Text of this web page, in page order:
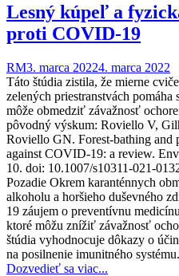
Lesný kúpeľ a
proti COVID-19
RM3. marca 20224. marca 2022
Táto štúdia zistila, že mierne
zelených priestranstvách
môže obmedziť závažnosť
pôvodný výskum: Roviello V,
Roviello GN. Forest-bathing and
against COVID-19: a review.
10. doi: 10.1007/s10311-021-
Pozadie Okrem karanténnych
alkoholu a horšieho duševného
19 záujem o preventívnu
ktoré môžu znížiť závažnosť
štúdia vyhodnocuje dôkazy o
na posilnenie imunitného
Dozvedieť sa viac...